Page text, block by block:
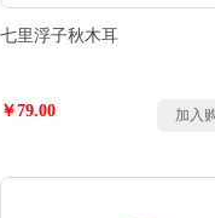
七里浮子秋木耳
￥79.00 加入